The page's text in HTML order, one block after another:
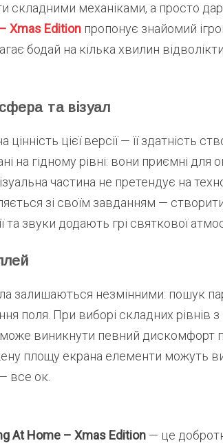
складними механіками, а просто
Xmas Edition пропонує знайомий
бодай на кілька хвилин
та візуал
цінність цієї версії — її здатність
на гідному рівні: вони приємні
частина не претендує на
зі своїм завданням —
та звуки додають грі святкової
залишаються незмінними: пошук
поля. При виборі складних рівнів
виникнути певний дискомфорт
площу екрана елементи можуть
все ок.
At Home – Xmas Edition — це